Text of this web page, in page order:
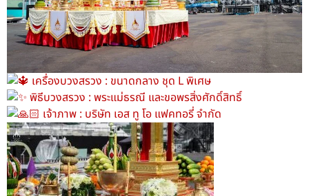
เครื่องบวงสรวง : ขนาดกลาง ชุด L พิเศษ
พิธีบวงสรวง : พระแม่ธรณี และขอพรสิ่งศักดิ์สิทธิ์
เจ้าภาพ : บริษัท เอส ทู โอ แฟคทอรี่ จำกัด